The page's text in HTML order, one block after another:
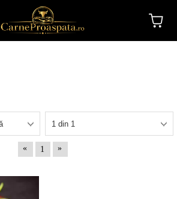
« 1
»